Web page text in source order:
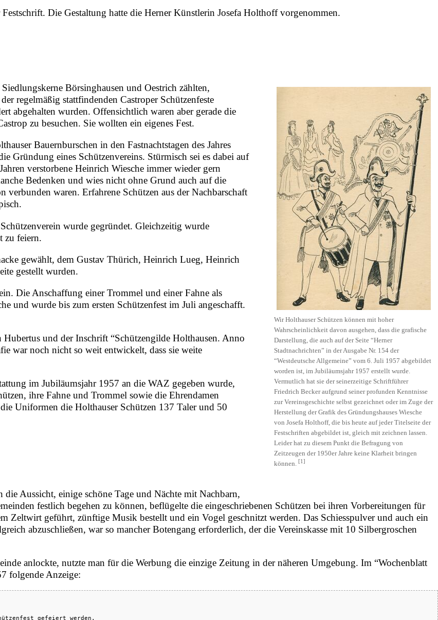
Die Gestaltung hatte die Herner Künstlerin Josefa Holthoff vorgenommen.
Wir Holthauser Schützen können mit hoher
Wahrscheinlichkeit davon ausgehen, dass die grafische
Darstellung, die auch auf der Seite “Herner
Stadtnachrichten” in der Ausgabe Nr. 154 der
“Westdeutsche Allgemeine” vom 6. Juli 1957 abgebildet
worden ist, im Jubiläumsjahr 1957 erstellt wurde.
Vermutlich hat sie der seinerzeitige Schriftführer
Friedrich Becker aufgrund seiner profunden Kenntnisse
zur Vereinsgeschichte selbst gezeichnet oder im Zuge der
Herstellung der Grafik des Gründungshauses Wiesche
von Josefa Holthoff, die bis heute auf jeder Titelseite der
Festschriften abgebildet ist, gleich mit zeichnen lassen.
Leider hat zu diesem Punkt die Befragung von
Zeitzeugen der 1950er Jahre keine Klarheit bringen
können. [1 ]
Börsinghausen und Oestrich zählten,
regelmäßig stattfindenden Castroper Schützenfeste
abgehalten wurden. Offensichtlich waren aber gerade die
zu besuchen. Sie wollten ein eigenes Fest.
Bauernburschen in den Fastnachtstagen des Jahres
Gründung eines Schützenvereins. Stürmisch sei es dabei auf
verstorbene Heinrich Wiesche immer wieder gern
Bedenken und wies nicht ohne Grund auch auf die
waren. Erfahrene Schützen aus der Nachbarschaft
wurde gegründet. Gleichzeitig wurde
zu feiern.
gewählt, dem Gustav Thürich, Heinrich Lueg, Heinrich
gestellt wurden.
Die Anschaffung einer Trommel und einer Fahne als
und wurde bis zum ersten Schützenfest im Juli angeschafft.
und der Inschrift “Schützengilde Holthausen. Anno
war noch nicht so weit entwickelt, dass sie weite
im Jubiläumsjahr 1957 an die WAZ gegeben wurde,
ihre Fahne und Trommel sowie die Ehrendamen
Uniformen die Holthauser Schützen 137 Taler und 50
Aussicht, einige schöne Tage und Nächte mit Nachbarn,
festlich begehen zu können, beflügelte die eingeschriebenen Schützen bei ihren Vorbereitungen für
Zeltwirt geführt, zünftige Musik bestellt und ein Vogel geschnitzt werden. Das Schiesspulver und auch ein
abzuschließen, war so mancher Botengang erforderlich, der die Vereinskasse mit 10 Silbergroschen
anlockte, nutzte man für die Werbung die einzige Zeitung in der näheren Umgebung. Im “Wochenblatt
folgende Anzeige:
gefeiert werden.